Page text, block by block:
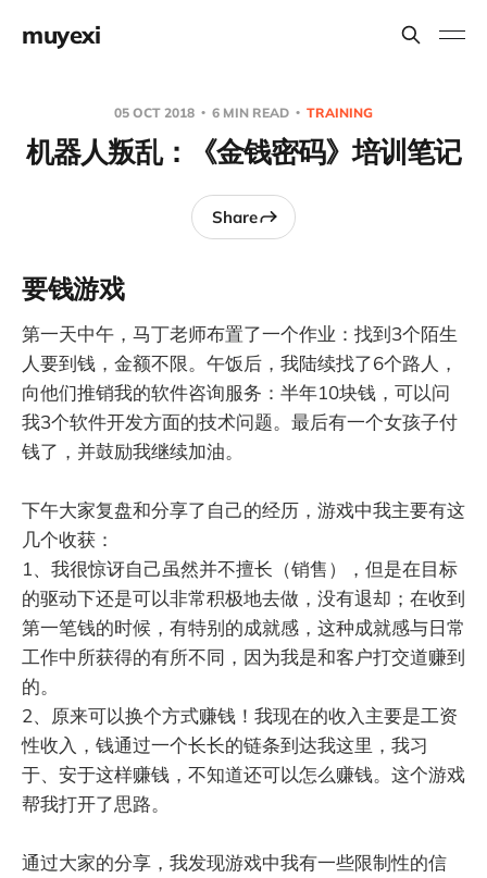
muyexi
05 OCT 2018 6 MIN READ TRAINING
机器人叛乱：《金钱密码》培训笔记
Share
要钱游戏
第一天中午，马丁老师布置了一个作业：找到3个陌生
人要到钱，金额不限。午饭后，我陆续找了6个路人，
向他们推销我的软件咨询服务：半年10块钱，可以问
我3个软件开发方面的技术问题。最后有一个女孩子付
钱了，并鼓励我继续加油。
下午大家复盘和分享了自己的经历，游戏中我主要有这
几个收获：
1、我很惊讶自己虽然并不擅长（销售），但是在目标
的驱动下还是可以非常积极地去做，没有退却；在收到
第一笔钱的时候，有特别的成就感，这种成就感与日常
工作中所获得的有所不同，因为我是和客户打交道赚到
的。
2、原来可以换个方式赚钱！我现在的收入主要是工资
性收入，钱通过一个长长的链条到达我这里，我习
于、安于这样赚钱，不知道还可以怎么赚钱。这个游戏
帮我打开了思路。
通过大家的分享，我发现游戏中我有一些限制性的信